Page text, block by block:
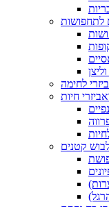
לתחפושות
לחימה
חיות
קטנים